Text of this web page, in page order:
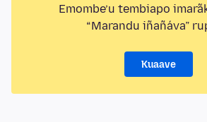
Emombe’u tembiapo
“Marandu iñañáva”
Kuaave